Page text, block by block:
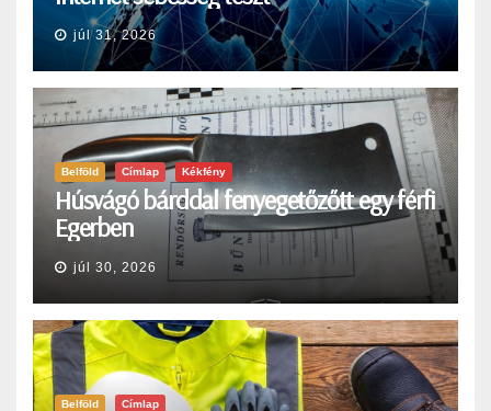
júl 31, 2026
Belföld Címlap Kékfény
Húsvágó bárddal fenyegetőzőtt egy férfi
Egerben
júl 30, 2026
Belföld Címlap